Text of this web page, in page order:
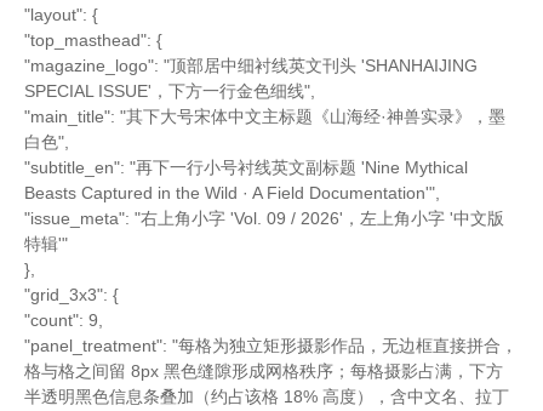
"layout": {
"top_masthead": {
"magazine_logo": "顶部居中细衬线英文刊头 'SHANHAIJING
SPECIAL ISSUE'，下方一行金色细线",
"main_title": "其下大号宋体中文主标题《山海经·神兽实录》，墨
白色",
"subtitle_en": "再下一行小号衬线英文副标题 'Nine Mythical
Beasts Captured in the Wild · A Field Documentation'",
"issue_meta": "右上角小字 'Vol. 09 / 2026'，左上角小字 '中文版
特辑'"
},
"grid_3x3": {
"count": 9,
"panel_treatment": "每格为独立矩形摄影作品，无边框直接拼合，
格与格之间留 8px 黑色缝隙形成网格秩序；每格摄影占满，下方
半透明黑色信息条叠加（约占该格 18% 高度），含中文名、拉丁